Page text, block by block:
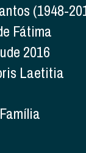
(1948-
Fátima
2016
Laetitia